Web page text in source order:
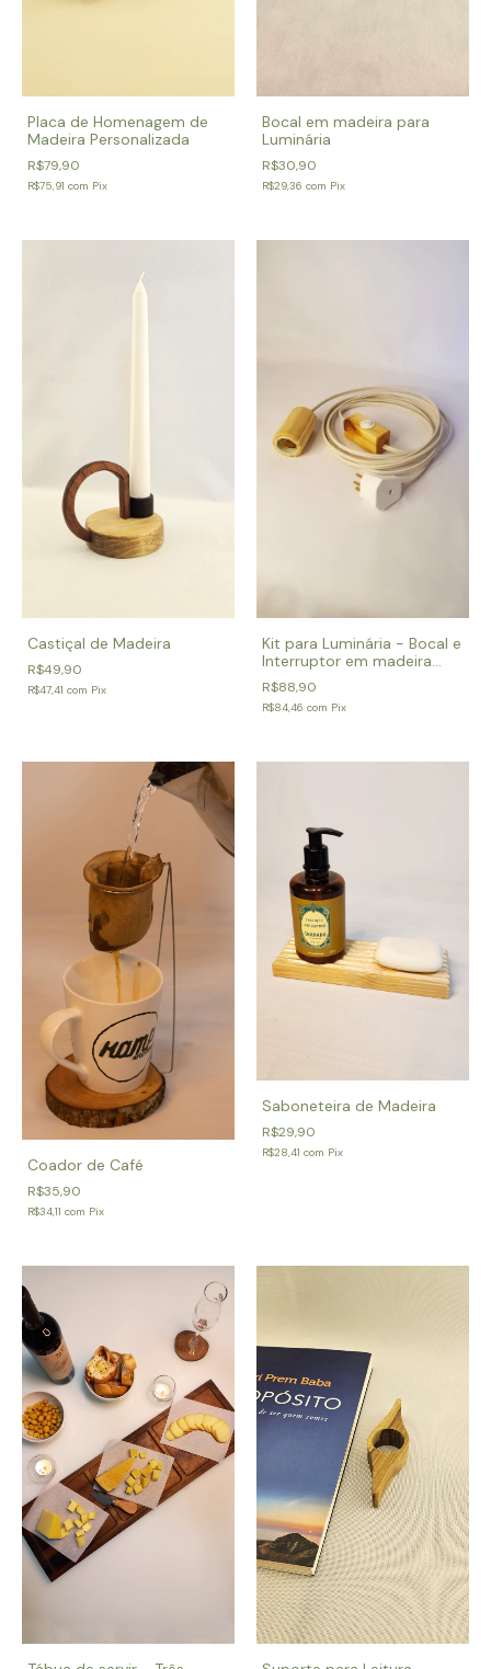
Placa de Homenagem de
Madeira Personalizada
R$79,90
R$75,91 com Pix
Bocal em madeira para
Luminária
R$30,90
R$29,36 com Pix
Castiçal de Madeira
R$49,90
R$47,41 com Pix
Kit para Luminária - Bocal e
Interruptor em madeira
pinus
R$88,90
R$84,46 com Pix
Coador de Café
R$35,90
R$34,11 com Pix
Saboneteira de Madeira
R$29,90
R$28,41 com Pix